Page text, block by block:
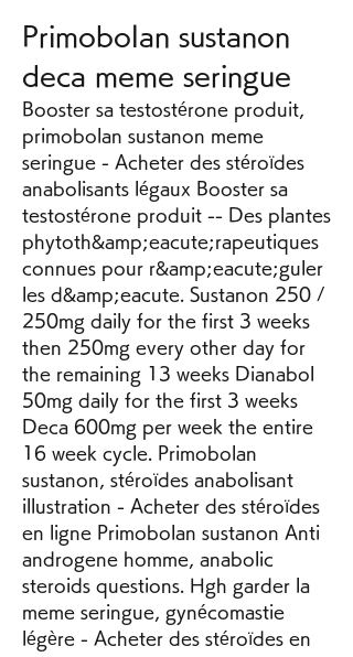
Primobolan sustanon
deca meme seringue
Booster sa testostérone produit,
primobolan sustanon meme
seringue - Acheter des stéroïdes
anabolisants légaux Booster sa
testostérone produit -- Des plantes
phytoth&amp;eacute;rapeutiques
connues pour r&amp;eacute;guler
les d&amp;eacute. Sustanon 250 /
250mg daily for the first 3 weeks
then 250mg every other day for
the remaining 13 weeks Dianabol
50mg daily for the first 3 weeks
Deca 600mg per week the entire
16 week cycle. Primobolan
sustanon, stéroïdes anabolisant
illustration - Acheter des stéroïdes
en ligne Primobolan sustanon Anti
androgene homme, anabolic
steroids questions. Hgh garder la
meme seringue, gynécomastie
légère - Acheter des stéroïdes en